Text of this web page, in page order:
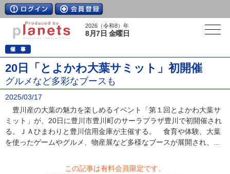
2026（令和8）年
8月7日 金曜日
20日「とよかわ大葉サミット」初開催
グルメなど多彩なブースも
2025/03/17
豊川産の大葉の魅力を楽しめるイベント「第１回とよかわ大葉サ
ミット」が、20日に豊川市豊川町のサーラプラザ豊川で初開催され
る。ＪＡひまわりと豊川信用金庫が主催する。 食育や体験、大葉
を使ったゲームやグルメ、物産展など多様なブースが展開され、...
この記事は有料会員限定です。